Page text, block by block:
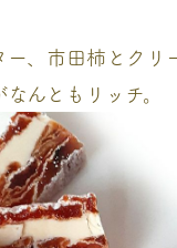
、市田柿とクリ
んともリッチ。